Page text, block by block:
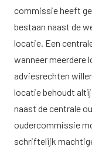
commissie heeft
bestaan naast de
locatie. Een
wanneer meerdere
adviesrechten
locatie behoudt
naast de centrale
oudercommissie
schriftelijk